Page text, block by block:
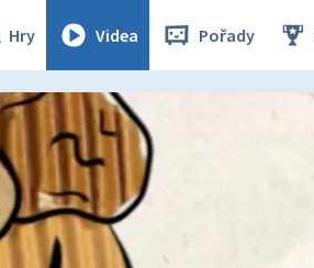
Hry Videa Pořady